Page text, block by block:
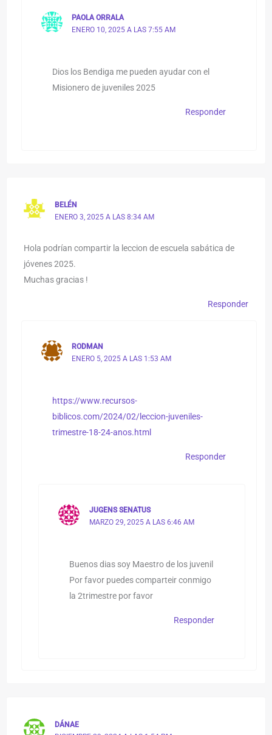
PAOLA ORRALA
ENERO 10, 2025 A LAS 7:55 AM
Dios los Bendiga me pueden ayudar con el
Misionero de juveniles 2025
Responder
BELÉN
ENERO 3, 2025 A LAS 8:34 AM
Hola podrían compartir la leccion de escuela sabática de
jóvenes 2025.
Muchas gracias !
Responder
RODMAN
ENERO 5, 2025 A LAS 1:53 AM
https://www.recursos-
biblicos.com/2024/02/leccion-juveniles-
trimestre-18-24-anos.html
Responder
JUGENS SENATUS
MARZO 29, 2025 A LAS 6:46 AM
Buenos dias soy Maestro de los juvenil
Por favor puedes comparteir conmigo
la 2trimestre por favor
Responder
DÁNAE